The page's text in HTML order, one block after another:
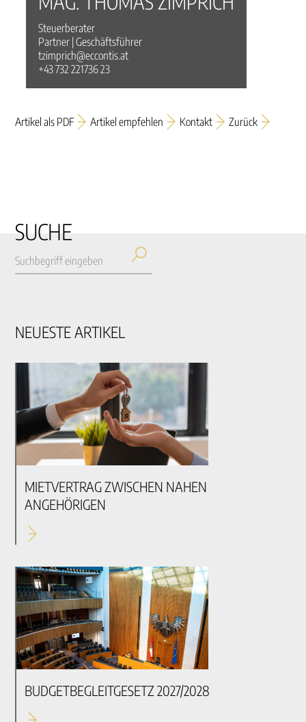
Steuerberater
Partner | Geschäftsführer
tzimprich@eccontis.at
+43 732 221736 23
Artikel als PDF Artikel empfehlen Kontakt Zurück
SUCHE
NEUESTE ARTIKEL
MIETVERTRAG ZWISCHEN NAHEN
ANGEHÖRIGEN
BUDGETBEGLEITGESETZ 2027/2028